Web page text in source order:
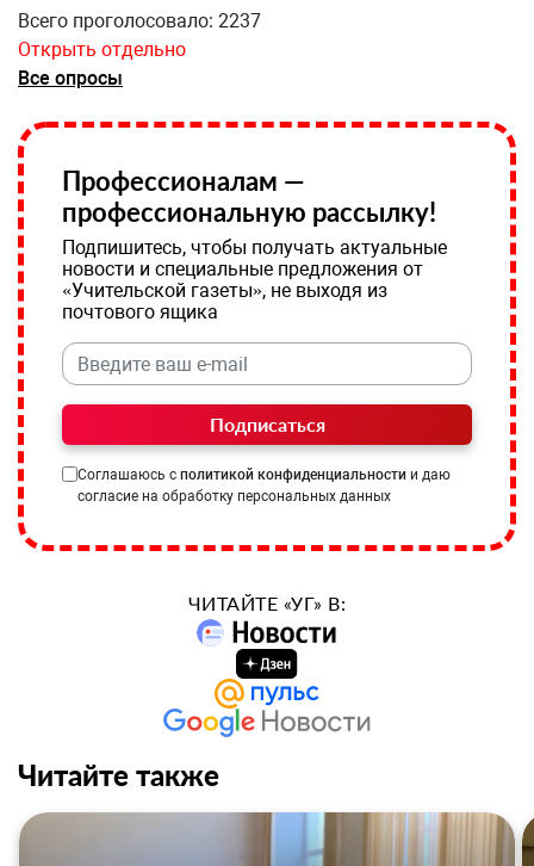
Всего проголосовало: 2237
Открыть отдельно
Все опросы
Профессионалам —
профессиональную рассылку!
Подпишитесь, чтобы получать актуальные
новости и специальные предложения от
«Учительской газеты», не выходя из
почтового ящика
Подписаться
Соглашаюсь с политикой конфиденциальности и даю
согласие на обработку персональных данных
ЧИТАЙТЕ «УГ» В:
Читайте также